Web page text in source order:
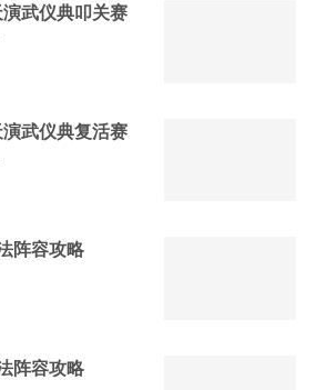
武仪典叩关赛
武仪典复活赛
阵容攻略
阵容攻略